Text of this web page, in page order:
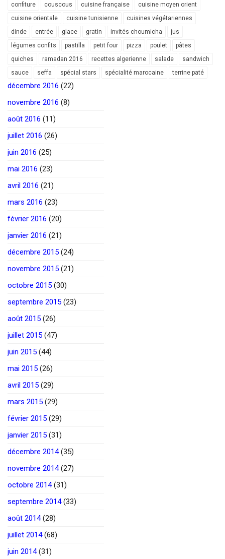
confiture couscous cuisine française
cuisine moyen orient
cuisine orientale
cuisine tunisienne
cuisines végétariennes
dinde
entrée glace gratin invités choumicha
jus
légumes confits
pastilla petit four pizza poulet
pâtes
quiches
ramadan 2016 recettes algerienne salade
sandwich
sauce
seffa spécial stars spécialité marocaine terrine paté
décembre 2016 (22)
novembre 2016 (8)
août 2016 (11)
juillet 2016 (26)
juin 2016 (25)
mai 2016 (23)
avril 2016 (21)
mars 2016 (23)
février 2016 (20)
janvier 2016 (21)
décembre 2015 (24)
novembre 2015 (21)
octobre 2015 (30)
septembre 2015 (23)
août 2015 (26)
juillet 2015 (47)
juin 2015 (44)
mai 2015 (26)
avril 2015 (29)
mars 2015 (29)
février 2015 (29)
janvier 2015 (31)
décembre 2014(35)
novembre 2014(27)
octobre 2014(31)
septembre 2014(33)
août 2014(28)
juillet 2014(68)
juin 2014(31)